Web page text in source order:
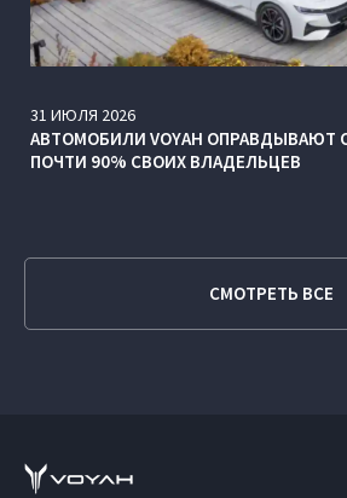
31 ИЮЛЯ 2026
АВТОМОБИЛИ VOYAH ОПРАВДЫВАЮТ
ПОЧТИ 90% СВОИХ ВЛАДЕЛЬЦЕВ
СМОТРЕТЬ ВСЕ